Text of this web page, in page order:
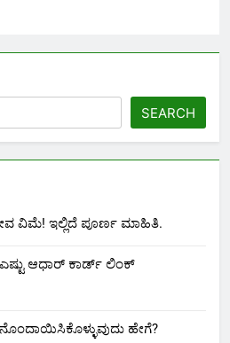
SEARCH
ಜೀವ ವಿಮೆ! ಇಲ್ಲಿದೆ ಪೂರ್ಣ ಮಾಹಿತಿ.
ಆಧಾರ್ ಕಾರ್ಡ್ ಲಿಂಕ್
ಹೇಗೆ?